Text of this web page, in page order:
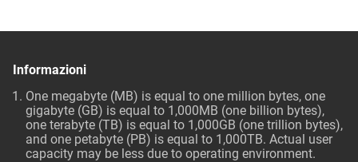
Informazioni
One megabyte (MB) is equal to one million bytes, one
gigabyte (GB) is equal to 1,000MB (one billion bytes),
one terabyte (TB) is equal to 1,000GB (one trillion bytes),
and one petabyte (PB) is equal to 1,000TB. Actual user
capacity may be less due to operating environment.